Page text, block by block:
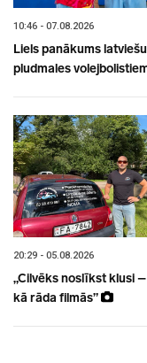
10:46 - 07.08.2026
Liels panākums latviešu
pludmales
20:29 - 05.08.2026
„Cilvēks noslīkst klusi
kā rāda filmās”